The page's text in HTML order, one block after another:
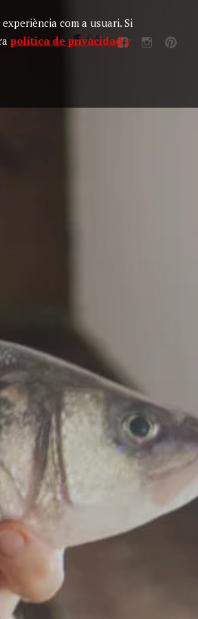
com a usuari. Si
política de privacidad y
CA